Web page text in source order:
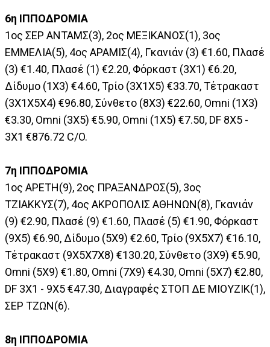
6η ΙΠΠΟΔΡΟΜΙΑ
1ος ΣΕΡ ΑΝΤΑΜΣ(3), 2ος ΜΕΞΙΚΑΝΟΣ(1), 3ος
ΕΜΜΕΛΙΑ(5), 4ος ΑΡΑΜΙΣ(4), Γκανιάν (3) €1.60, Πλασέ
(3) €1.40, Πλασέ (1) €2.20, Φόρκαστ (3Χ1) €6.20,
Δίδυμο (1Χ3) €4.60, Τρίο (3Χ1Χ5) €33.70, Τέτρακαστ
(3Χ1Χ5Χ4) €96.80, Σύνθετο (8Χ3) €22.60, Omni (1Χ3)
€3.30, Omni (3Χ5) €5.90, Omni (1Χ5) €7.50, DF 8Χ5 -
3Χ1 €876.72 C/O.
7η ΙΠΠΟΔΡΟΜΙΑ
1ος AΡETH(9), 2ος ΠΡΑΞΑΝΔΡΟΣ(5), 3ος
ΤΖΙΑΚΚΥΣ(7), 4ος ΑΚΡΟΠΟΛΙΣ ΑΘΗΝΩΝ(8), Γκανιάν
(9) €2.90, Πλασέ (9) €1.60, Πλασέ (5) €1.90, Φόρκαστ
(9Χ5) €6.90, Δίδυμο (5Χ9) €2.60, Τρίο (9Χ5Χ7) €16.10,
Τέτρακαστ (9Χ5Χ7Χ8) €130.20, Σύνθετο (3Χ9) €5.90,
Omni (5Χ9) €1.80, Omni (7Χ9) €4.30, Omni (5Χ7) €2.80,
DF 3Χ1 - 9Χ5 €47.30, Διαγραφές ΣΤΟΠ ΔΕ ΜΙΟΥΖΙΚ(1),
ΣΕΡ ΤΖΩΝ(6).
8η ΙΠΠΟΔΡΟΜΙΑ